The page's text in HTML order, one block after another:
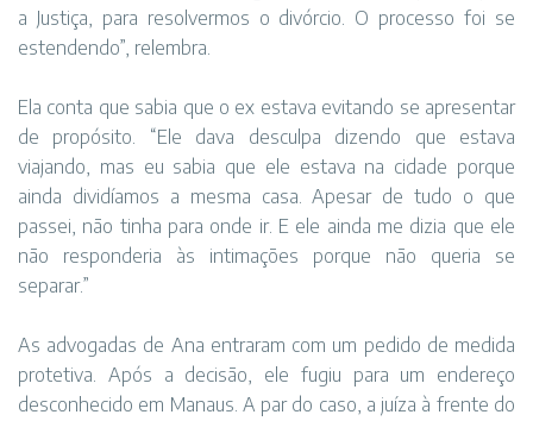
a Justiça, para resolvermos o divórcio. O processo foi se
estendendo”, relembra.
Ela conta que sabia que o ex estava evitando se apresentar
de propósito. “Ele dava desculpa dizendo que estava
viajando, mas eu sabia que ele estava na cidade porque
ainda dividíamos a mesma casa. Apesar de tudo o que
passei, não tinha para onde ir. E ele ainda me dizia que ele
não responderia às intimações porque não queria se
separar.”
As advogadas de Ana entraram com um pedido de medida
protetiva. Após a decisão, ele fugiu para um endereço
desconhecido em Manaus. A par do caso, a juíza à frente do